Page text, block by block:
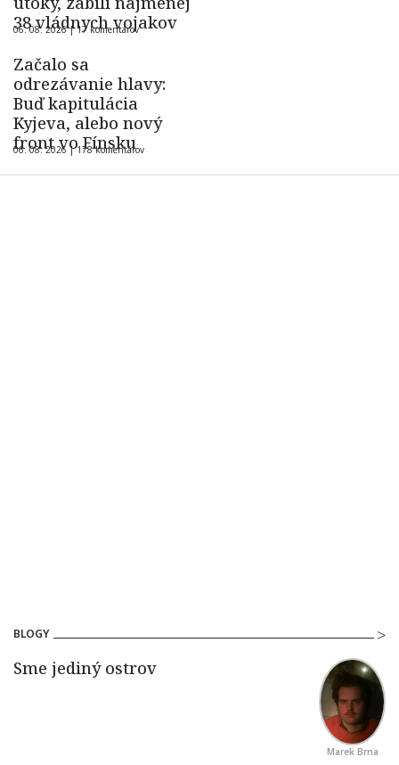
38 vládnych vojakov
06. 08. 2026 |17 komentárov
Začalo sa
odrezávanie hlavy:
Buď kapitulácia
Kyjeva, alebo nový
front vo Fínsku
06. 08. 2026 |178 komentárov
BLOGY
Marek Brna